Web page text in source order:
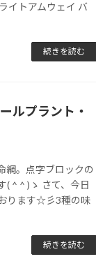
イトアムウェイ バ
続きを読む
ルプラント・
綱。点字ブロックの
( ^ ^ )ゝ さて、今日
ります☆彡3種の味
続きを読む